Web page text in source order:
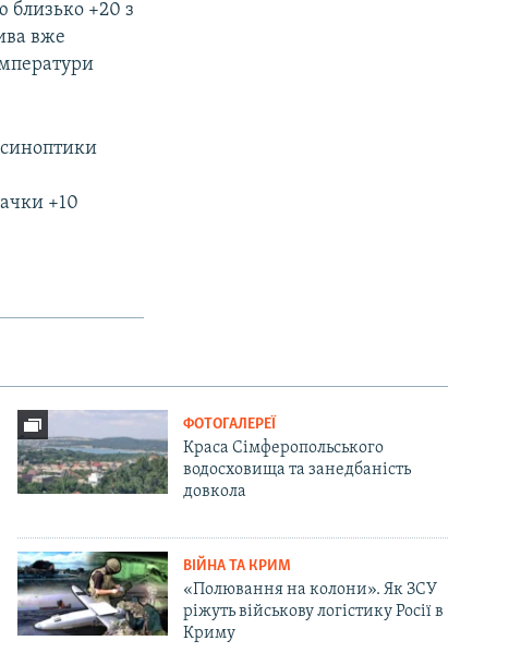
близько +20 з
вже
+10
ФОТОГАЛЕРЕЇ
Краса Сімферопольського
водосховища та занедбаність
довкола
ВІЙНА ТА КРИМ
«Полювання на колони». Як ЗСУ
ріжуть військову логістику Росії в
Криму